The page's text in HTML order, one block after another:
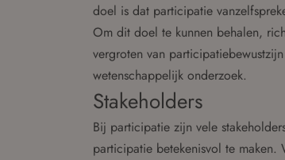
doel is dat participatie
Om dit doel te kunnen behalen,
vergroten van
wetenschappelijk onderzoek.
Stakeholders
Bij participatie zijn vele
participatie betekenisvol te